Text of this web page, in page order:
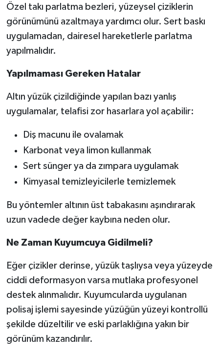
Özel takı parlatma bezleri, yüzeysel çiziklerin
görünümünü azaltmaya yardımcı olur. Sert baskı
uygulamadan, dairesel hareketlerle parlatma
yapılmalıdır.
Yapılmaması Gereken Hatalar
Altın yüzük çizildiğinde yapılan bazı yanlış
uygulamalar, telafisi zor hasarlara yol açabilir:
Diş macunu ile ovalamak
Karbonat veya limon kullanmak
Sert sünger ya da zımpara uygulamak
Kimyasal temizleyicilerle temizlemek
Bu yöntemler altının üst tabakasını aşındırarak
uzun vadede değer kaybına neden olur.
Ne Zaman Kuyumcuya Gidilmeli?
Eğer çizikler derinse, yüzük taşlıysa veya yüzeyde
ciddi deformasyon varsa mutlaka profesyonel
destek alınmalıdır. Kuyumcularda uygulanan
polisaj işlemi sayesinde yüzüğün yüzeyi kontrollü
şekilde düzeltilir ve eski parlaklığına yakın bir
görünüm kazandırılır.